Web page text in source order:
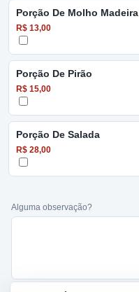
Porção De Molho Madeira
R$ 13,00
Porção De Pirão
R$ 15,00
Porção De Salada
R$ 28,00
Alguma observação?